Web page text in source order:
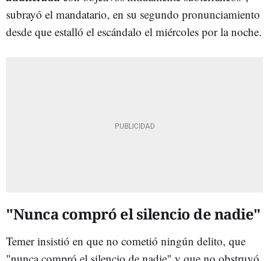
subrayó el mandatario, en su segundo pronunciamiento
desde que estalló el escándalo el miércoles por la noche.
"Nunca compró el silencio de nadie"
Temer insistió en que no cometió ningún delito, que